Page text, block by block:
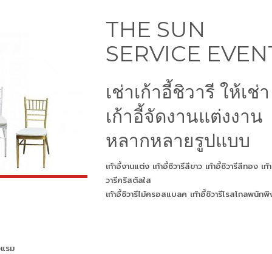
THE SUN
SERVICE
เช่าเก้าอี้ชิวารี ให้เช่า
เก้าอี้จัดงานแต่งงาน
หลากหลายรูปแบบ
เก้าอี้งานแต่ง เก้าอี้ชิวารีสีขาว เก้าอี้ชิวารีสีทอง เก้
วารีคริสตัลใส
เก้าอี้ชิวารีไม้ครอสแบลค เก้าอี้ชิวารีโรสโกลพนักพิ
รม